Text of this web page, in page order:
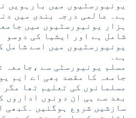
یونیورسٹیوں میں بارہویں
ہے۔ عالمی درجہ بندی میں
ہزار یونیورسٹیوں میں
شامل ہے اور ایشیا کی دوسو
یونیورسٹیوں میں اسے شامل
ہے۔
مسلم یونیورسٹی سے ،جامعہ
جامعہ کا مقصد بھی اے ایم
مسلمانوں کی تعلیم تھا مگر
بعد سے ہی ان دونوں اداروں
سازشیں شروع ہوگئیں ۔کبھی